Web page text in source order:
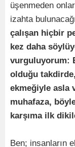
üşenmeden
izahta
çalışan hiçbir
kez daha
vurguluyorum:
olduğu
ekmeğiyle asla
muhafaza,
karşıma ilk
Ben; insanların